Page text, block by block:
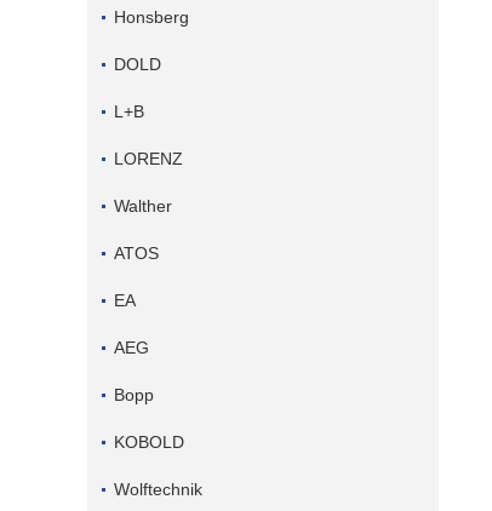
Honsberg
DOLD
L+B
LORENZ
Walther
ATOS
EA
AEG
Bopp
KOBOLD
Wolftechnik